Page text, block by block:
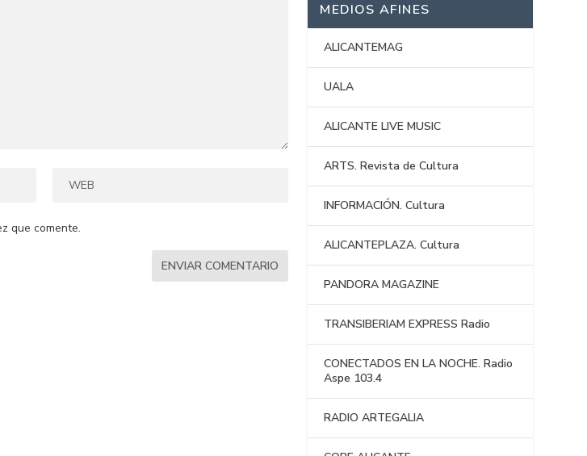
que comente.
MEDIOS AFINES
ALICANTEMAG
UALA
ALICANTE LIVE MUSIC
ARTS. Revista de Cultura
INFORMACIÓN. Cultura
ALICANTEPLAZA. Cultura
PANDORA MAGAZINE
TRANSIBERIAM EXPRESS Radio
CONECTADOS EN LA NOCHE. Radio
Aspe 103.4
RADIO ARTEGALIA